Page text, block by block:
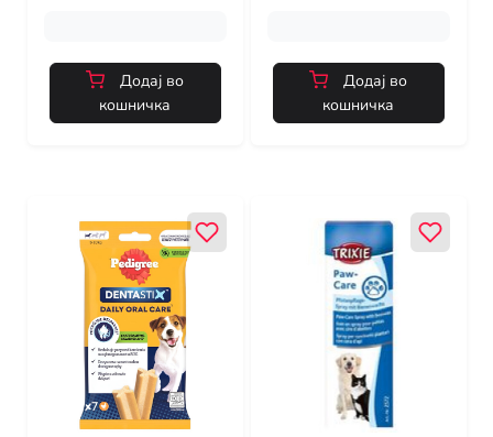
Додај во
кошничка
Додај во
кошничка